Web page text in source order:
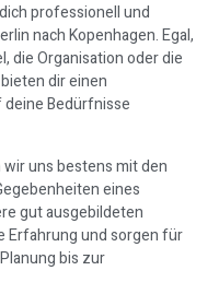
professionell und
nach Kopenhagen. Egal,
die Organisation oder die
dir einen
Bedürfnisse
wir uns bestens mit den
eines
gut ausgebildeten
Erfahrung und sorgen für
bis zur